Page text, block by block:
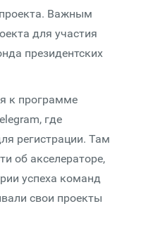
Важным
для участия
президентских
к программе
где
регистрации. Там
об акселераторе,
успеха команд
свои проекты